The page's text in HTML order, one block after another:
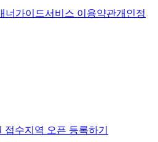
너가이드서비스 이용약관개인정
접수지역 오픈 등록하기